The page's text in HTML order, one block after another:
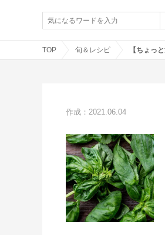
TOP 旬＆レシピ
作成：2021.06.04